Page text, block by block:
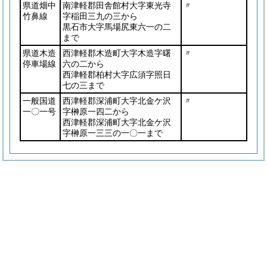
県道畑中
竹鼻線
南津軽郡田舎館村大字東光寺
字稲田三九の三から
黒石市大字馬場尻東六一の二
まで
〃
県道木造
停車場線
西津軽郡木造町大字木造字曙
六の二から
西津軽郡柏村大字広須字照日
七の三まで
〃
一般国道
一〇一号
西津軽郡深浦町大字北金ケ沢
字榊原一四二から
西津軽郡深浦町大字北金ケ沢
字榊原一三三の一〇一まで
〃